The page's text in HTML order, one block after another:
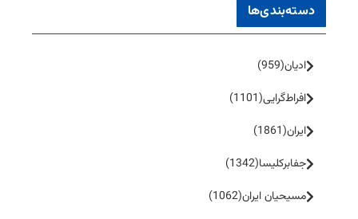
دسته‌بندی‌ها
ادیان(959)
افراط‌گرایی(1101)
ایران(1861)
جفا‌بر‌کلیسا(1342)
مسیحیان ایران(1062)